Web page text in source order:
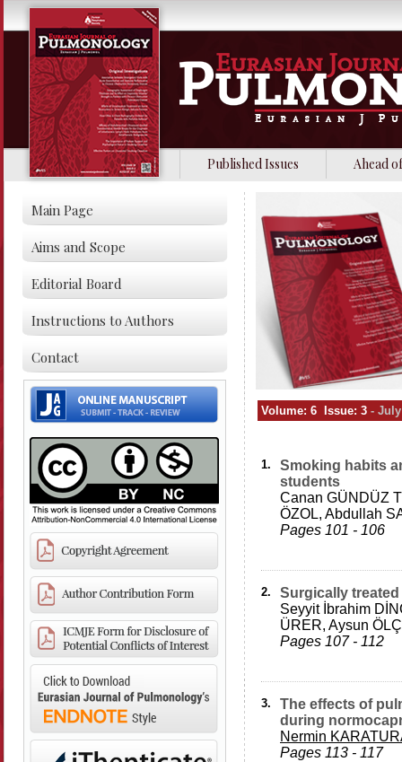
Published Issues Ahead
Main Page
Aims and Scope
Editorial Board
Instructions to Authors
Contact
Volume: 6 Issue: 3 -
1.
Smoking habits
students
Canan GÜNDÜZ
ÖZOL, Abdullah
Pages 101 - 106
2.
Surgically
Seyyit İbrahim
ÜRER, Aysun
Pages 107 - 112
3.
The effects of
during
Nermin
Pages 113 - 117